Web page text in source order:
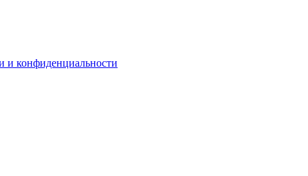
и конфиденциальности